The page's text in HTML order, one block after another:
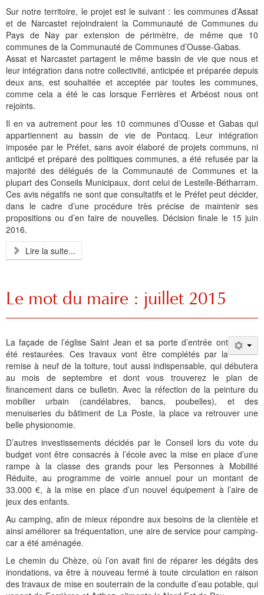
Sur notre territoire, le projet est le suivant : les communes d’Assat
et de Narcastet rejoindraient la Communauté de Communes du
Pays de Nay par extension de périmètre, de même que 10
communes de la Communauté de Communes d’Ousse-Gabas.
Assat et Narcastet partagent le même bassin de vie que nous et
leur intégration dans notre collectivité, anticipée et préparée depuis
deux ans, est souhaitée et acceptée par toutes les communes,
comme cela a été le cas lorsque Ferrières et Arbéost nous ont
rejoints.
Il en va autrement pour les 10 communes d’Ousse et Gabas qui
appartiennent au bassin de vie de Pontacq. Leur intégration
imposée par le Préfet, sans avoir élaboré de projets communs, ni
anticipé et préparé des politiques communes, a été refusée par la
majorité des délégués de la Communauté de Communes et la
plupart des Conseils Municipaux, dont celui de Lestelle-Bétharram.
Ces avis négatifs ne sont que consultatifs et le Préfet peut décider,
dans le cadre d’une procédure très précise de maintenir ses
propositions ou d’en faire de nouvelles. Décision finale le 15 juin
2016.
Lire la suite...
Le mot du maire : juillet 2015
La façade de l’église Saint Jean et sa porte d’entrée ont
été restaurées. Ces travaux vont être complétés par la
remise à neuf de la toiture, tout aussi indispensable, qui débutera
au mois de septembre et dont vous trouverez le plan de
financement dans ce bulletin. Avec la réfection de la peinture du
mobilier urbain (candélabres, bancs, poubelles), et des
menuiseries du bâtiment de La Poste, la place va retrouver une
belle physionomie.
D’autres investissements décidés par le Conseil lors du vote du
budget vont être consacrés à l’école avec la mise en place d’une
rampe à la classe des grands pour les Personnes à Mobilité
Réduite, au programme de voirie annuel pour un montant de
33.000 €, à la mise en place d’un nouvel équipement à l’aire de
jeux des enfants.
Au camping, afin de mieux répondre aux besoins de la clientèle et
ainsi améliorer sa fréquentation, une aire de service pour camping-
car a été aménagée.
Le chemin du Chèze, où l’on avait fini de réparer les dégâts des
inondations, va être à nouveau fermé à toute circulation en raison
des travaux de mise en souterrain de la conduite d’eau potable, qui